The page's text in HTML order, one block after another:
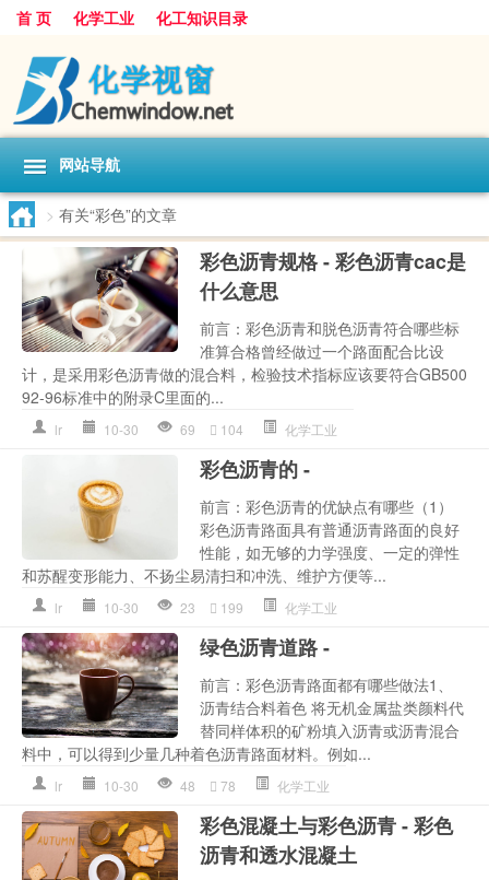
首 页 化学工业 化工知识目录
网站导航
> 有关“彩色”的文章
彩色沥青规格 - 彩色沥青cac是
什么意思
前言：彩色沥青和脱色沥青符合哪些标
准算合格曾经做过一个路面配合比设
计，是采用彩色沥青做的混合料，检验技术指标应该要符合GB500
92-96标准中的附录C里面的...
lr 10-30 69 104 化学工业
彩色沥青的 -
前言：彩色沥青的优缺点有哪些（1）
彩色沥青路面具有普通沥青路面的良好
性能，如无够的力学强度、一定的弹性
和苏醒变形能力、不扬尘易清扫和冲洗、维护方便等...
lr 10-30 23 199 化学工业
绿色沥青道路 -
前言：彩色沥青路面都有哪些做法1、
沥青结合料着色 将无机金属盐类颜料代
替同样体积的矿粉填入沥青或沥青混合
料中，可以得到少量几种着色沥青路面材料。例如...
lr 10-30 48 78 化学工业
彩色混凝土与彩色沥青 - 彩色
沥青和透水混凝土